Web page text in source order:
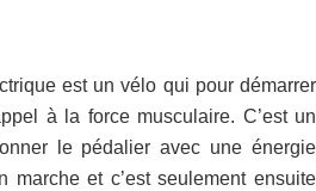
est un vélo qui pour démarrer
à la force musculaire. C’est un
le pédalier avec une énergie
marche et c’est seulement ensuite